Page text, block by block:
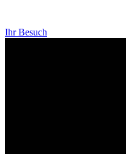
Ihr Besuch